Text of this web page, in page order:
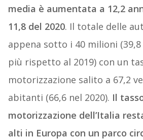
media è aumentata a 12,2
11,8 del 2020. Il totale delle
appena sotto i 40 milioni
più rispetto al 2019) con un
motorizzazione salito a 67,2
abitanti (66,6 nel 2020). Il
motorizzazione dell’Italia
alti in Europa con un parco